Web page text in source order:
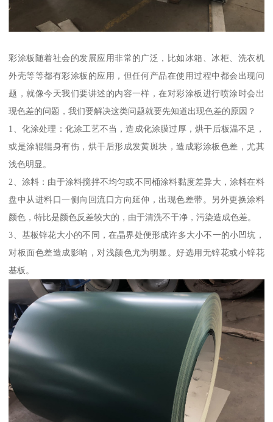
彩涂板随着社会的发展应用非常的广泛，比如冰箱、冰柜、洗衣机
外壳等等都有彩涂板的应用，但任何产品在使用过程中都会出现问
题，就像今天我们要讲述的内容一样，在对彩涂板进行喷涂时会出
现色差的问题，我们要解决这类问题就要先知道出现色差的原因？
1、化涂处理：化涂工艺不当，造成化涂膜过厚，烘干后板温不足，
或是涂辊辊身有伤，烘干后形成发黄斑块，造成彩涂板色差，尤其
浅色明显。
2、涂料：由于涂料搅拌不均匀或不同桶涂料黏度差异大，涂料在料
盘中从进料口一侧向回流口方向延伸，出现色差带。另外更换涂料
颜色，特比是颜色反差较大的，由于清洗不干净，污染造成色差。
3、基板锌花大小的不同，在晶界处便形成许多大小不一的小凹坑，
对板面色差造成影响，对浅颜色尤为明显。好选用无锌花或小锌花
基板。